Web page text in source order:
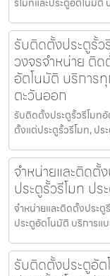
รับติดตั้งประตูรั้
วงจรจำหน่าย ติ
อัตโนมัติ บริการ
ตะวันออก
รับติดตั้งประตูรั้วรีโมท
ตั้งแต่ประตูรั้วรีโมท, ป
จำหน่ายและติดตั้
ประตูรั้วรีโมท ป
จำหน่ายและติดตั้งประตู
ประตูอัตโนมัติ บริการ
รับติดตั้งประตูอั